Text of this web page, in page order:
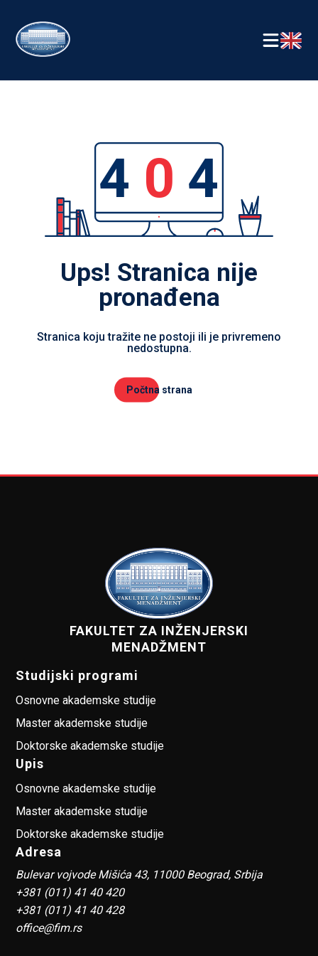
4 0 4
Ups! Stranica nije
pronađena
Stranica koju tražite ne postoji ili je privremeno
nedostupna.
Počtna strana
FAKULTET ZA INŽENJERSKI
MENADŽMENT
Studijski programi
Osnovne akademske studije
Master akademske studije
Doktorske akademske studije
Upis
Osnovne akademske studije
Master akademske studije
Doktorske akademske studije
Adresa
Bulevar vojvode Mišića 43, 11000 Beograd, Srbija
+381 (011) 41 40 420
+381 (011) 41 40 428
office@fim.rs